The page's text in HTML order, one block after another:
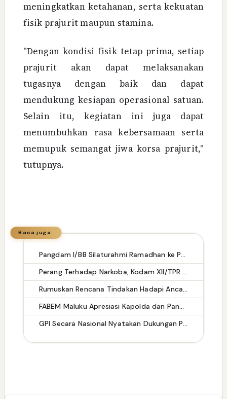
meningkatkan ketahanan, serta kekuatan
fisik prajurit maupun stamina.
"Dengan kondisi fisik tetap prima, setiap
prajurit akan dapat melaksanakan
tugasnya dengan baik dan dapat
mendukung kesiapan operasional satuan.
Selain itu, kegiatan ini juga dapat
menumbuhkan rasa kebersamaan serta
memupuk semangat jiwa korsa prajurit,"
tutupnya.
Baca juga:
Pangdam I/BB Silaturahmi Ramadhan ke PT Aqua Farm Indonesia
Perang Terhadap Narkoba, Kodam XII/TPR Berhasil Gagalkan 12,9 Kg Sabu
Rumuskan Rencana Tindakan Hadapi Ancaman, Kasdam XII/Tpr Pimpin Rakor Rentinkon Kotamaops TNI Wilayah Kogabwilhan I TA 2024
FABEM Maluku Apresiasi Kapolda dan Pangdam XV/Pattimura atas Keberhasilan Jaga Keamanan
GPI Secara Nasional Nyatakan Dukungan Penuh atas Disahkannya Revisi UU TNI Nomor 34/2024